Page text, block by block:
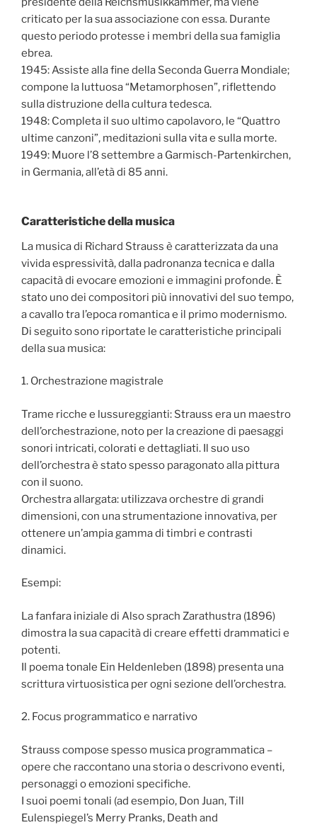
criticato per la sua associazione con essa. Durante
questo periodo protesse i membri della sua famiglia
ebrea.
1945: Assiste alla fine della Seconda Guerra Mondiale;
compone la luttuosa “Metamorphosen”, riflettendo
sulla distruzione della cultura tedesca.
1948: Completa il suo ultimo capolavoro, le “Quattro
ultime canzoni”, meditazioni sulla vita e sulla morte.
1949: Muore l’8 settembre a Garmisch-Partenkirchen,
in Germania, all’età di 85 anni.
Caratteristiche della musica
La musica di Richard Strauss è caratterizzata da una
vivida espressività, dalla padronanza tecnica e dalla
capacità di evocare emozioni e immagini profonde. È
stato uno dei compositori più innovativi del suo tempo,
a cavallo tra l’epoca romantica e il primo modernismo.
Di seguito sono riportate le caratteristiche principali
della sua musica:
1. Orchestrazione magistrale
Trame ricche e lussureggianti: Strauss era un maestro
dell’orchestrazione, noto per la creazione di paesaggi
sonori intricati, colorati e dettagliati. Il suo uso
dell’orchestra è stato spesso paragonato alla pittura
con il suono.
Orchestra allargata: utilizzava orchestre di grandi
dimensioni, con una strumentazione innovativa, per
ottenere un’ampia gamma di timbri e contrasti
dinamici.
Esempi:
La fanfara iniziale di Also sprach Zarathustra (1896)
dimostra la sua capacità di creare effetti drammatici e
potenti.
Il poema tonale Ein Heldenleben (1898) presenta una
scrittura virtuosistica per ogni sezione dell’orchestra.
2. Focus programmatico e narrativo
Strauss compose spesso musica programmatica –
opere che raccontano una storia o descrivono eventi,
personaggi o emozioni specifiche.
I suoi poemi tonali (ad esempio, Don Juan, Till
Eulenspiegel’s Merry Pranks, Death and